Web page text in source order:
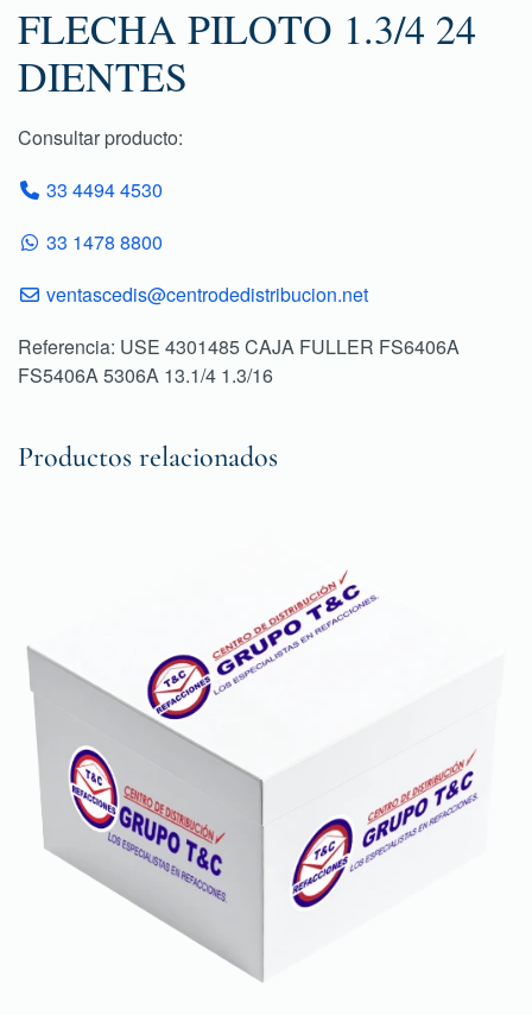
FLECHA PILOTO 1.3/4 24
DIENTES
Consultar producto:
33 4494 4530
33 1478 8800
ventascedis@centrodedistribucion.net
Referencia: USE 4301485 CAJA FULLER FS6406A
FS5406A 5306A 13.1/4 1.3/16
Productos relacionados